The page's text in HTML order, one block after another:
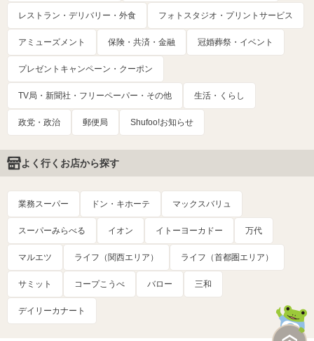
レストラン・デリバリー・外食 フォトスタジオ・プリントサービス
アミューズメント 保険・共済・金融 冠婚葬祭・イベント
プレゼントキャンペーン・クーポン
TV局・新聞社・フリーペーパー・その他 生活・くらし
政党・政治 郵便局 Shufoo!お知らせ
よく行くお店から探す
業務スーパー ドン・キホーテ マックスバリュ
スーパーみらべる イオン イトーヨーカドー 万代
マルエツ ライフ（関西エリア） ライフ（首都圏エリア）
サミット コープこうべ バロー 三和
デイリーカナート